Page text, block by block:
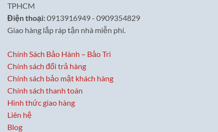
TPHCM
Điện thoại:0913916949 - 0909354829
Giao hàng lắp ráp tận nhà miễn phí.
Chính Sách Bảo Hành – Bảo Trì
Chính sách đổi trả hàng
Chính sách bảo mật khách hàng
Chính sách thanh toán
Hình thức giao hàng
Liên hệ
Blog